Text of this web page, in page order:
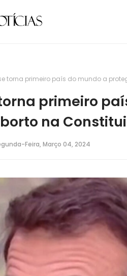
torna primeiro país do mundo a
primeiro
na
Feira, Março 04, 2024